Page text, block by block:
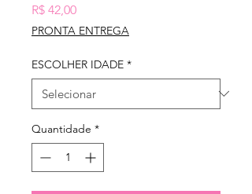
R$ 42,00Preço
PRONTA ENTREGA
ESCOLHER IDADE *
Quantidade *